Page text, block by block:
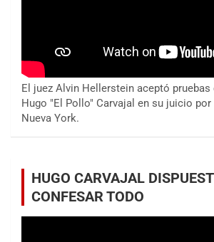
El juez Alvin Hellerstein aceptó
Hugo "El Pollo" Carvajal en su juicio
Nueva York.
HUGO CARVAJAL
CONFESAR TODO